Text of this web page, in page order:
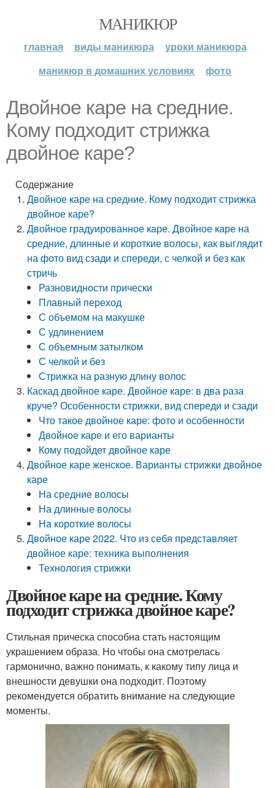
МАНИКЮР
главная виды маникюра
уроки маникюра
маникюр в домашних условиях
фото
Двойное каре на средние.
Кому подходит стрижка
двойное каре?
Содержание
Двойное каре на средние. Кому подходит стрижка
двойное каре?
Двойное градуированное каре. Двойное каре на
средние, длинные и короткие волосы, как выглядит
на фото вид сзади и спереди, с челкой и без как
стричь
Разновидности прически
Плавный переход
С объемом на макушке
С удлинением
С объемным затылком
С челкой и без
Стрижка на разную длину волос
Каскад двойное каре. Двойное каре: в два раза
круче? Особенности стрижки, вид спереди и сзади
Что такое двойное каре: фото и особенности
Двойное каре и его варианты
Кому подойдет двойное каре
Двойное каре женское. Варианты стрижки двойное
каре
На средние волосы
На длинные волосы
На короткие волосы
Двойное каре 2022. Что из себя представляет
двойное каре: техника выполнения
Технология стрижки
Двойное каре на средние. Кому
подходит стрижка двойное каре?
Стильная прическа способна стать настоящим
украшением образа. Но чтобы она смотрелась
гармонично, важно понимать, к какому типу лица и
внешности девушки она подходит. Поэтому
рекомендуется обратить внимание на следующие
моменты.